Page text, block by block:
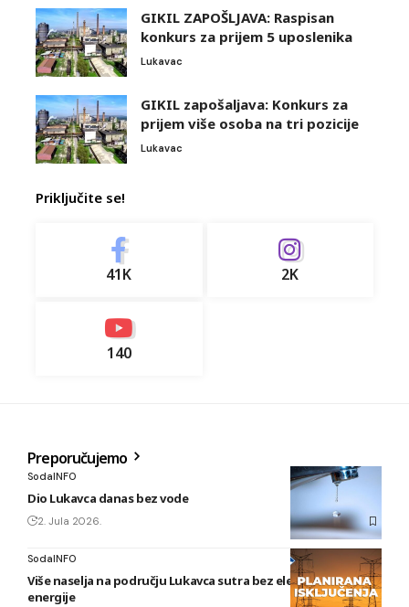
GIKIL ZAPOŠLJAVA: Raspisan
konkurs za prijem 5 uposlenika
Lukavac
GIKIL zapošaljava: Konkurs za
prijem više osoba na tri pozicije
Lukavac
Priključite se!
41K 2K
140
Preporučujemo
SodaINFO
Dio Lukavca danas bez vode
2. Jula 2026.
SodaINFO
Više naselja na području Lukavca sutra bez električne
energije